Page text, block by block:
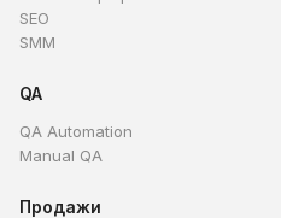
SEO
SMM
QA
QA Automation
Manual QA
Продажи